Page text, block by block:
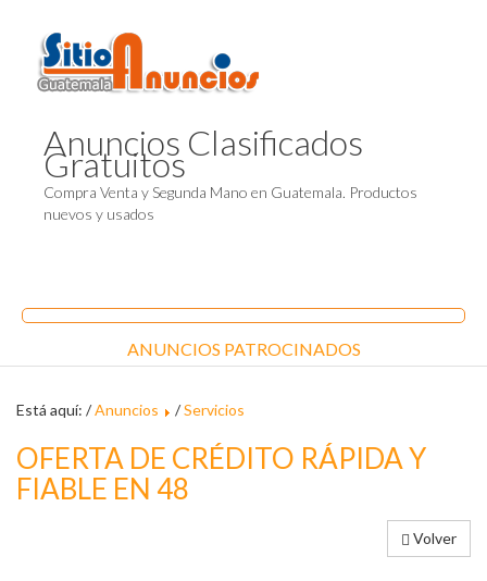
Anuncios Clasificados
Gratuitos
Compra Venta y Segunda Mano en Guatemala. Productos
nuevos y usados
ANUNCIOS PATROCINADOS
Está aquí: /Anuncios /Servicios
OFERTA DE CRÉDITO RÁPIDA Y
FIABLE EN 48
Volver